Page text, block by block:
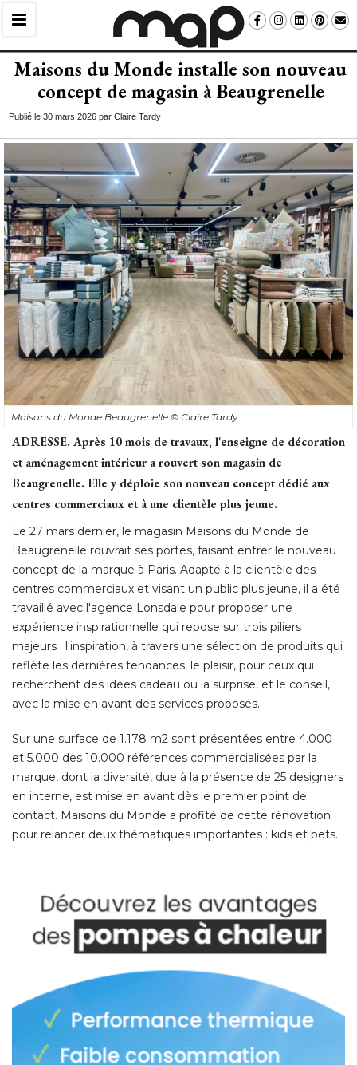
Maisons du Monde installe son nouveau
concept de magasin à Beaugrenelle
Publié le 30 mars 2026 par Claire Tardy
Maisons du Monde Beaugrenelle © Claire Tardy
ADRESSE. Après 10 mois de travaux, l'enseigne de décoration
et aménagement intérieur a rouvert son magasin de
Beaugrenelle. Elle y déploie son nouveau concept dédié aux
centres commerciaux et à une clientèle plus jeune.
Le 27 mars dernier, le magasin Maisons du Monde de
Beaugrenelle rouvrait ses portes, faisant entrer le nouveau
concept de la marque à Paris. Adapté à la clientèle des
centres commerciaux et visant un public plus jeune, il a été
travaillé avec l'agence Lonsdale pour proposer une
expérience inspirationnelle qui repose sur trois piliers
majeurs : l'inspiration, à travers une sélection de produits qui
reflète les dernières tendances, le plaisir, pour ceux qui
recherchent des idées cadeau ou la surprise, et le conseil,
avec la mise en avant des services proposés.
Sur une surface de 1.178 m2 sont présentées entre 4.000
et 5.000 des 10.000 références commercialisées par la
marque, dont la diversité, due à la présence de 25 designers
en interne, est mise en avant dès le premier point de
contact. Maisons du Monde a profité de cette rénovation
pour relancer deux thématiques importantes : kids et pets.